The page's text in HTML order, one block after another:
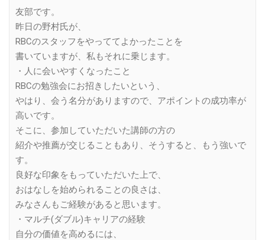
友部です。
昨日の野村氏が、
RBCのスタッフをやっててよかったことを
書いていますが、私もそれに乗じます。
・人に会いやすくなったこと
RBCの勉強会にお招きしたいという、
やはり、会う名分がありますので、アポイントの成功率が
高いです。
そこに、参加していただいた講師の方の
紹介や推薦が交じることもあり、そうすると、もう強いで
す。
良好な印象をもっていただいた上で、
おはなしを始められることの良さは、
みなさんもご経験があると思います。
・マルチ(ダブル)キャリアの経験
自分の価値を高めるには、